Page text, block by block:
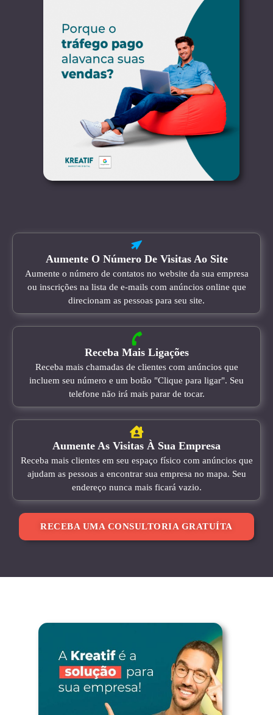
Aumente O Número De Visitas Ao Site
Aumente o número de contatos no website da sua empresa
ou inscrições na lista de e-mails com anúncios online que
direcionam as pessoas para seu site.
Receba Mais Ligações
Receba mais chamadas de clientes com anúncios que
incluem seu número e um botão "Clique para ligar". Seu
telefone não irá mais parar de tocar.
Aumente As Visitas À Sua Empresa
Receba mais clientes em seu espaço físico com anúncios que
ajudam as pessoas a encontrar sua empresa no mapa. Seu
endereço nunca mais ficará vazio.
RECEBA UMA CONSULTORIA GRATUÍTA